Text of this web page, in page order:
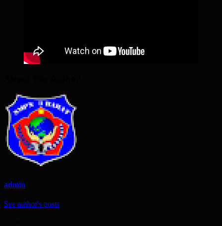
admin
See author's posts